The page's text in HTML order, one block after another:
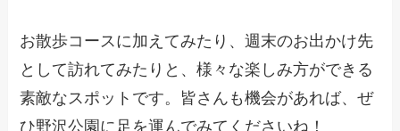
お散歩コースに加えてみたり、週末のお出かけ先
として訪れてみたりと、様々な楽しみ方ができる
素敵なスポットです。皆さんも機会があれば、ぜ
ひ野沢公園に足を運んでみてくださいね！